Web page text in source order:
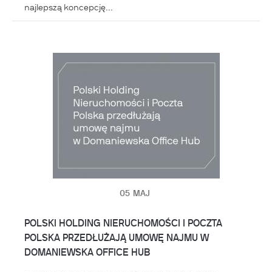
najlepszą koncepcję...
05 MAJ
POLSKI HOLDING NIERUCHOMOŚCI I POCZTA
POLSKA PRZEDŁUŻAJĄ UMOWĘ NAJMU W
DOMANIEWSKA OFFICE HUB